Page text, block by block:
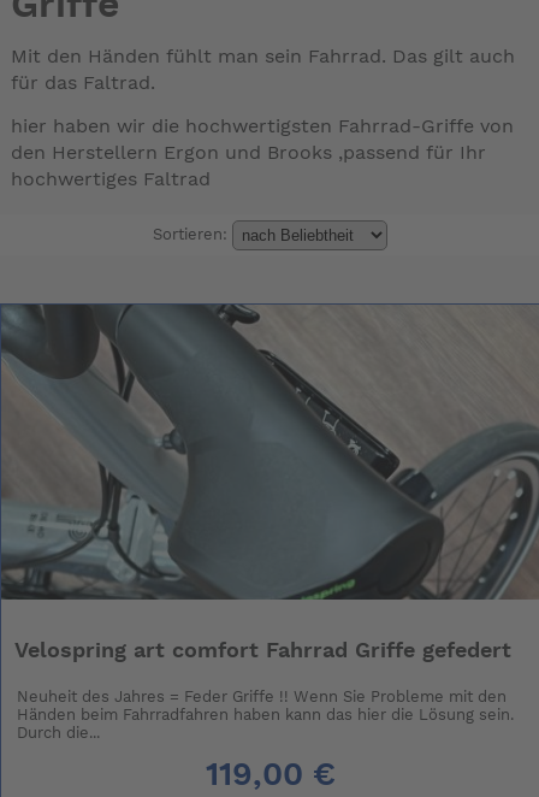
Mit den Händen fühlt man sein Fahrrad. Das gilt auch
für das Faltrad.
hier haben wir die hochwertigsten Fahrrad-Griffe von
den Herstellern Ergon und Brooks ,passend für Ihr
hochwertiges Faltrad
Sortieren:
Velospring art comfort Fahrrad Griffe gefedert
Neuheit des Jahres = Feder Griffe !! Wenn Sie Probleme mit den
Händen beim Fahrradfahren haben kann das hier die Lösung sein.
Durch die...
119,00 €